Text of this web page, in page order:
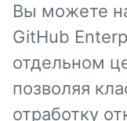
Вы можете
GitHub
отдельном
позволяя
отработку